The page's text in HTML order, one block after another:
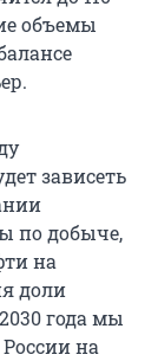
объемы
зависеть
по добыче,
на
доли
года мы
на